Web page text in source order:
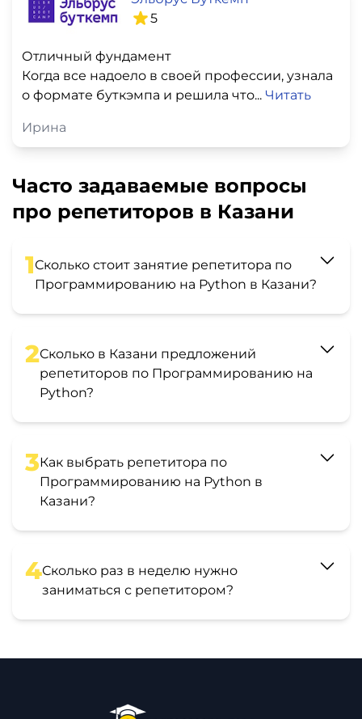
5
Отличный фундамент
Когда все надоело в своей профессии, узнала
о формате буткэмпа и решила что... Читать
Ирина
Часто задаваемые вопросы
про репетиторов в Казани
1Сколько стоит занятие репетитора по
Программированию на Python в Казани?
2Сколько в Казани предложений
репетиторов по Программированию на
Python?
3Как выбрать репетитора по
Программированию на Python в
Казани?
4Сколько раз в неделю нужно
заниматься с репетитором?